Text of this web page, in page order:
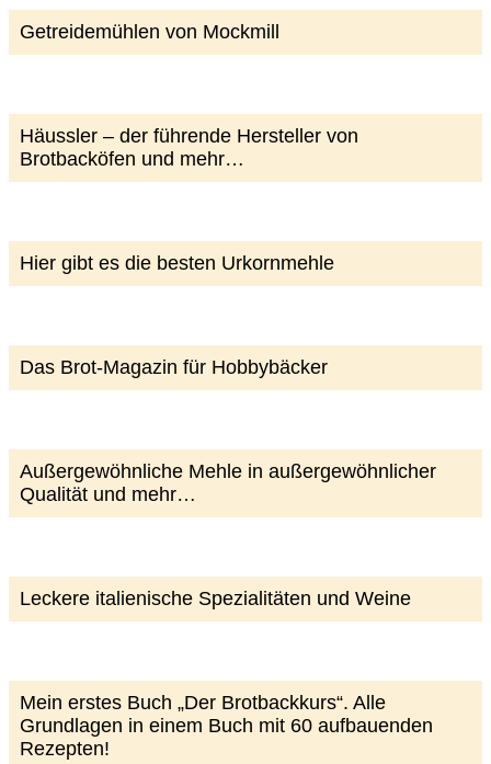
Getreidemühlen von Mockmill
Häussler – der führende Hersteller von
Brotbacköfen und mehr…
Hier gibt es die besten Urkornmehle
Das Brot-Magazin für Hobbybäcker
Außergewöhnliche Mehle in außergewöhnlicher
Qualität und mehr…
Leckere italienische Spezialitäten und Weine
Mein erstes Buch „Der Brotbackkurs“. Alle
Grundlagen in einem Buch mit 60 aufbauenden
Rezepten!